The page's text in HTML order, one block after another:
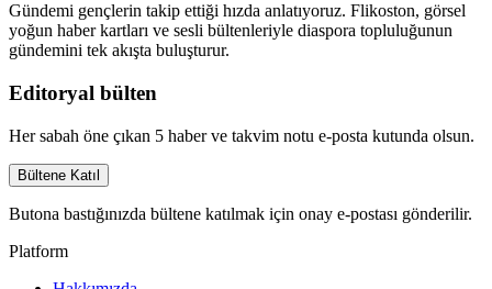
Gündemi gençlerin takip ettiği hızda anlatıyoruz. Flikoston, görsel
yoğun haber kartları ve sesli bültenleriyle diaspora topluluğunun
gündemini tek akışta buluşturur.
Editoryal bülten
Her sabah öne çıkan 5 haber ve takvim notu e-posta kutunda olsun.
Bültene Katıl
Butona bastığınızda bültene katılmak için onay e-postası gönderilir.
Platform